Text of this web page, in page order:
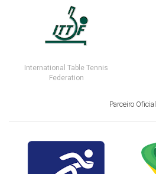
International Table Tennis
Federation
Parceiro Oficial